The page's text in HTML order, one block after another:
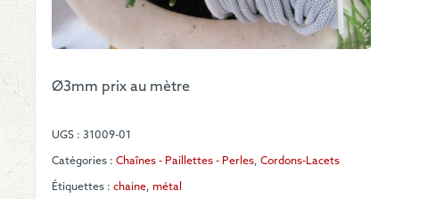
Ø3mm prix au mètre
UGS : 31009-01
Catégories : Chaînes - Paillettes - Perles, Cordons-Lacets
Étiquettes : chaine, métal